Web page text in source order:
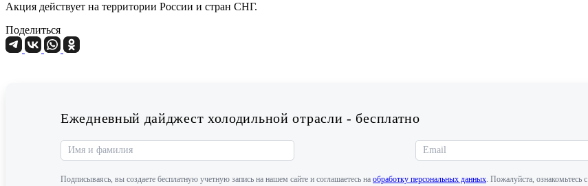
Акция действует на территории России и стран СНГ.
Поделиться
Ежедневный дайджест холодильной отрасли - бесплатно
Подписываясь, вы создаете бесплатную учетную запись на нашем сайте и соглашаетесь на обработку персональных данных. Пожалуйста, ознакомьтесь с